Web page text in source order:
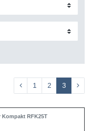
1 2 3
RFK25T